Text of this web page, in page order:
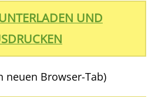
UND
neuen Browser-Tab)